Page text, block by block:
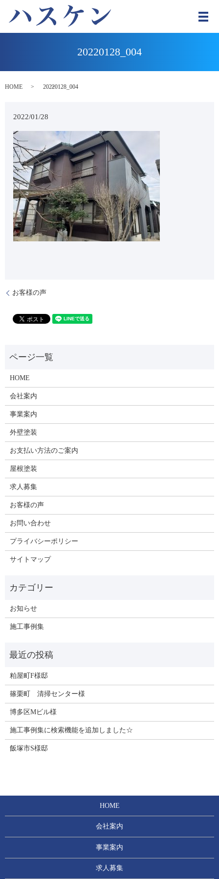
メ
20220128_004
HOME 20220128_004
2022/01/28
お客様の声
HOME
会社案内
事業案内
外壁塗装
お支払い方法のご案内
屋根塗装
求人募集
お客様の声
お問い合わせ
プライバシーポリシー
サイトマップ
お知らせ
施工事例集
粕屋町F様邸
篠栗町 清掃センター様
博多区Mビル様
施工事例集に検索機能を追加しました☆
飯塚市S様邸
HOME
会社案内
事業案内
求人募集